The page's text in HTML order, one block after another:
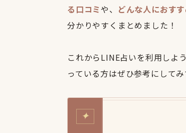
る口コミや、 どんな人におす
分かりやすくまとめました！
これからLINE占いを利用しよ
っている方はぜひ参考にしてみ
✦